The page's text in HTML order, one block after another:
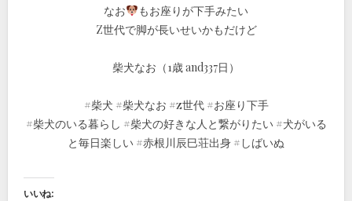
なお
もお座りが下手みたい
Z世代で脚が長いせいかもだけど
柴犬なお（1歳 and337日）
#柴犬 #柴犬なお #z世代 #お座り下手
#柴犬のいる暮らし #柴犬の好きな人と繋がりたい #犬がいる
と毎日楽しい #赤根川辰巳荘出身 #しばいぬ
いいね: